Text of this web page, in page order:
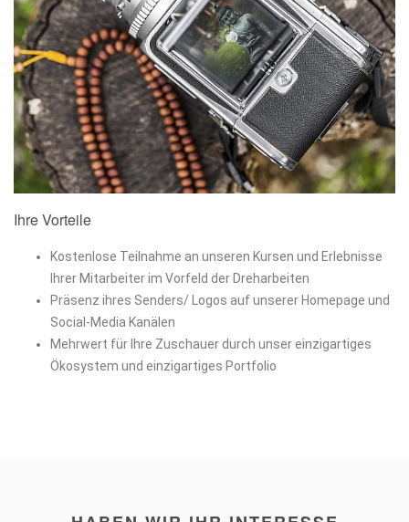
Ihre Vorteile
Kostenlose Teilnahme an unseren Kursen und Erlebnisse
Ihrer Mitarbeiter im Vorfeld der Dreharbeiten
Präsenz ihres Senders/ Logos auf unserer Homepage und
Social-Media Kanälen
Mehrwert für Ihre Zuschauer durch unser einzigartiges
Ökosystem und einzigartiges Portfolio